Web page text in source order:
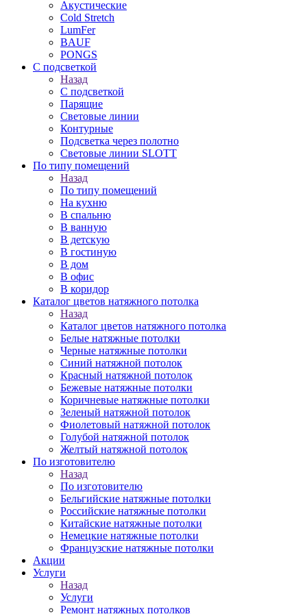
Акустические
Cold Stretch
LumFer
BAUF
PONGS
С подсветкой
Назад
С подсветкой
Парящие
Световые линии
Контурные
Подсветка через полотно
Световые линии SLOTT
По типу помещений
Назад
По типу помещений
На кухню
В спальню
В ванную
В детскую
В гостиную
В дом
В офис
В коридор
Каталог цветов натяжного потолка
Назад
Каталог цветов натяжного потолка
Белые натяжные потолки
Черные натяжные потолки
Синий натяжной потолок
Красный натяжной потолок
Бежевые натяжные потолки
Коричневые натяжные потолки
Зеленый натяжной потолок
Фиолетовый натяжной потолок
Голубой натяжной потолок
Желтый натяжной потолок
По изготовителю
Назад
По изготовителю
Бельгийские натяжные потолки
Российские натяжные потолки
Китайские натяжные потолки
Немецкие натяжные потолки
Французские натяжные потолки
Акции
Услуги
Назад
Услуги
Ремонт натяжных потолков